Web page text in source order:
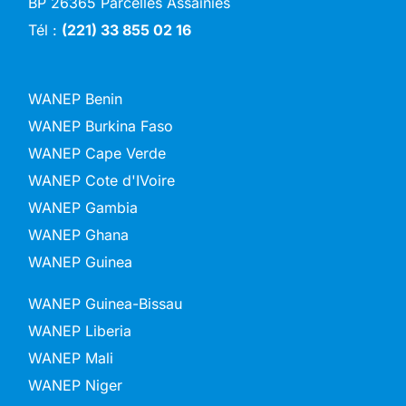
Tél : (221) 33 855 02 16
WANEP Benin
WANEP Burkina Faso
WANEP Cape Verde
WANEP Cote d'IVoire
WANEP Gambia
WANEP Ghana
WANEP Guinea
WANEP Guinea-Bissau
WANEP Liberia
WANEP Mali
WANEP Niger